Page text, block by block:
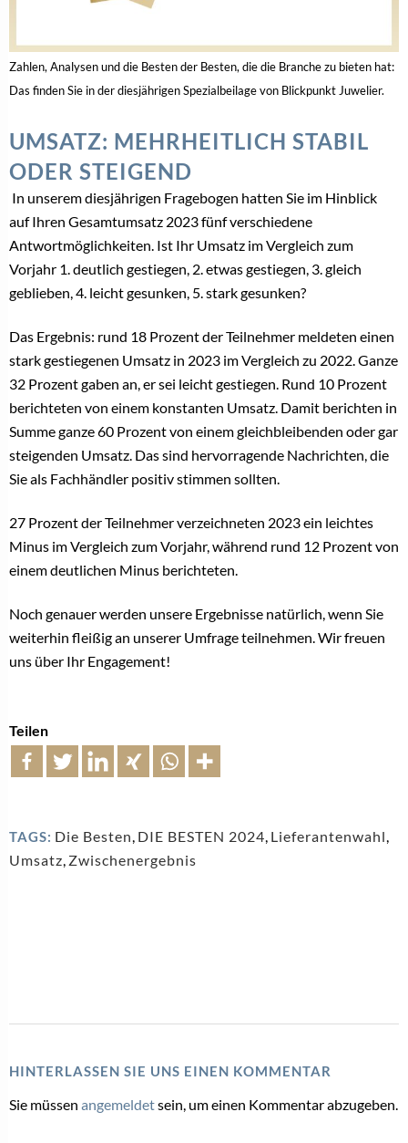
Zahlen, Analysen und die Besten der Besten, die die Branche zu bieten hat:
Das finden Sie in der diesjährigen Spezialbeilage von Blickpunkt Juwelier.
UMSATZ: MEHRHEITLICH STABIL
ODER STEIGEND
In unserem diesjährigen Fragebogen hatten Sie im Hinblick
auf Ihren Gesamtumsatz 2023 fünf verschiedene
Antwortmöglichkeiten. Ist Ihr Umsatz im Vergleich zum
Vorjahr 1. deutlich gestiegen, 2. etwas gestiegen, 3. gleich
geblieben, 4. leicht gesunken, 5. stark gesunken?
Das Ergebnis: rund 18 Prozent der Teilnehmer meldeten einen
stark gestiegenen Umsatz in 2023 im Vergleich zu 2022. Ganze
32 Prozent gaben an, er sei leicht gestiegen. Rund 10 Prozent
berichteten von einem konstanten Umsatz. Damit berichten in
Summe ganze 60 Prozent von einem gleichbleibenden oder gar
steigenden Umsatz. Das sind hervorragende Nachrichten, die
Sie als Fachhändler positiv stimmen sollten.
27 Prozent der Teilnehmer verzeichneten 2023 ein leichtes
Minus im Vergleich zum Vorjahr, während rund 12 Prozent von
einem deutlichen Minus berichteten.
Noch genauer werden unsere Ergebnisse natürlich, wenn Sie
weiterhin fleißig an unserer Umfrage teilnehmen. Wir freuen
uns über Ihr Engagement!
Teilen
TAGS: Die Besten DIE BESTEN 2024 Lieferantenwahl
Umsatz Zwischenergebnis
HINTERLASSEN SIE UNS EINEN KOMMENTAR
Sie müssen angemeldetsein, um einen Kommentar abzugeben.